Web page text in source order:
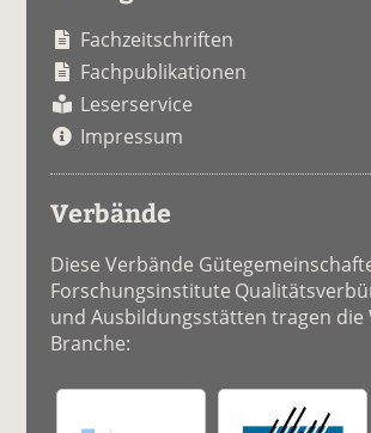
Fachzeitschriften
Fachpublikationen
Leserservice
Impressum
Verbände
Diese Verbände
Forschungsinstitute
und Ausbildungsstätten tragen die
Branche: